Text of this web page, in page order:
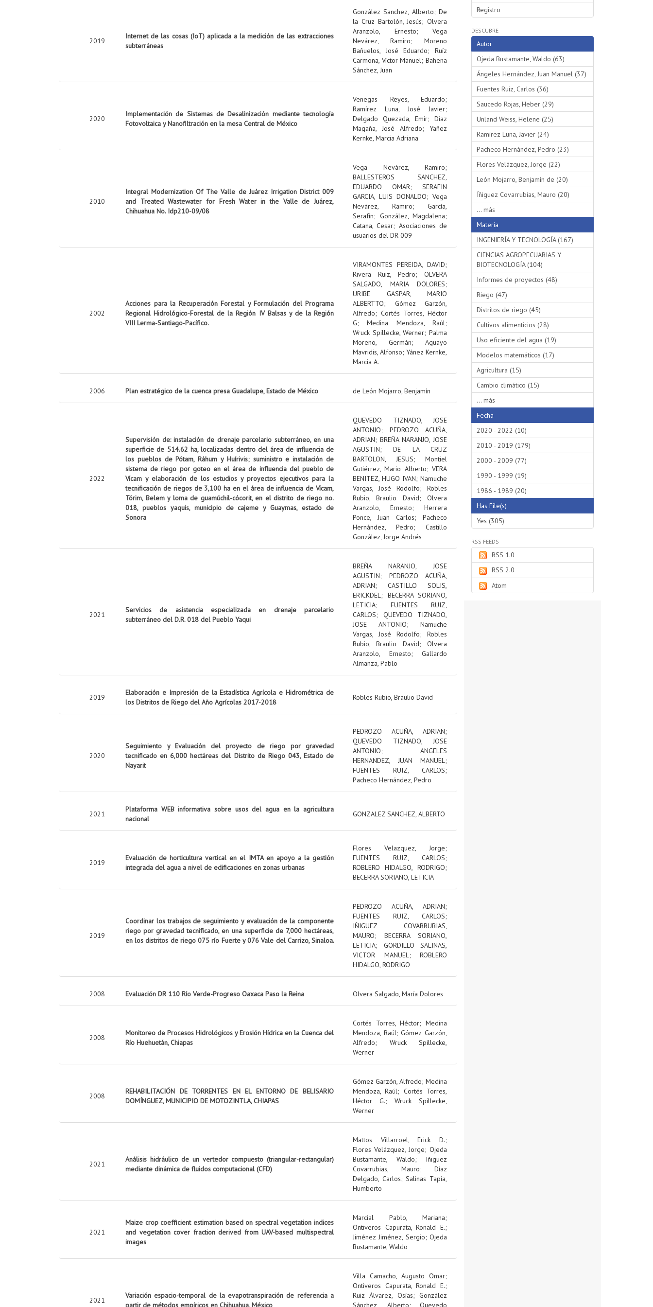
2019
Internet de las cosas (IoT) aplicada a la medición de las extracciones
subterráneas
González Sanchez, Alberto;De
la Cruz Bartolón, Jesús; Olvera
Aranzolo, Ernesto; Vega
Nevárez, Ramiro; Moreno
Bañuelos, José Eduardo;Ruíz
Carmona, Víctor Manuel;Bahena
Sánchez, Juan
2020
Implementación de Sistemas de Desalinización mediante tecnología
Fotovoltaica y Nanofiltración en la mesa Central de México
Venegas Reyes, Eduardo;
Ramírez Luna, José Javier;
Delgado Quezada, Emir; Díaz
Magaña, José Alfredo; Yañez
Kernke, Marcia Adriana
2010
Integral Modernization Of The Valle de Juárez Irrigation District 009
and Treated Wastewater for Fresh Water in the Valle de Juárez,
Chihuahua No. Idp210-09/08
Vega Nevárez, Ramiro;
BALLESTEROS SANCHEZ,
EDUARDO OMAR; SERAFIN
GARCIA, LUIS DONALDO; Vega
Nevárez, Ramiro; García,
Serafín; González, Magdalena;
Catana, Cesar; Asociaciones de
usuarios del DR 009
2002
Acciones para la Recuperación Forestal y Formulación del Programa
Regional Hidrológico-Forestal de la Región IV Balsas y de la Región
VIII Lerma-Santiago-Pacífico.
VIRAMONTES PEREIDA, DAVID;
Rivera Ruiz, Pedro; OLVERA
SALGADO, MARIA DOLORES;
URIBE GASPAR, MARIO
ALBERTTO; Gómez Garzón,
Alfredo; Cortés Torres, Héctor
G;Medina Mendoza, Raúl;
Wruck Spillecke, Werner;Palma
Moreno, Germán; Aguayo
Mavridis, Alfonso; Yánez Kernke,
Marcia A.
2006 Plan estratégico de la cuenca presa Guadalupe, Estado de México de León Mojarro, Benjamín
2022
Supervisión de: instalación de drenaje parcelario subterráneo, en una
superficie de 514.62 ha, localizadas dentro del área de influencia de
los pueblos de Pótam, Ráhum y Huírivis; suministro e instalación de
sistema de riego por goteo en el área de influencia del pueblo de
Vícam y elaboración de los estudios y proyectos ejecutivos para la
tecnificación de riegos de 3,100 ha en el área de influencia de Vícam,
Tórim, Belem y loma de guamúchil-cócorit, en el distrito de riego no.
018, pueblos yaquis, municipio de cajeme y Guaymas, estado de
Sonora
QUEVEDO TIZNADO, JOSE
ANTONIO; PEDROZO ACUÑA,
ADRIAN; BREÑA NARANJO, JOSE
AGUSTIN;DE LA CRUZ
BARTOLON, JESUS; Montiel
Gutiérrez, Mario Alberto;VERA
BENITEZ, HUGO IVAN; Namuche
Vargas, José Rodolfo; Robles
Rubio, Braulio David;Olvera
Aranzolo, Ernesto; Herrera
Ponce, Juan Carlos; Pacheco
Hernández, Pedro; Castillo
González, Jorge Andrés
2021
Servicios de asistencia especializada en drenaje parcelario
subterráneo del D.R. 018 del Pueblo Yaqui
BREÑA NARANJO, JOSE
AGUSTIN; PEDROZO ACUÑA,
ADRIAN; CASTILLO SOLIS,
ERICKDEL; BECERRA SORIANO,
LETICIA; FUENTES RUIZ,
CARLOS; QUEVEDO TIZNADO,
JOSE ANTONIO; Namuche
Vargas, José Rodolfo; Robles
Rubio, Braulio David;Olvera
Aranzolo, Ernesto; Gallardo
Almanza, Pablo
2019
Elaboración e Impresión de la Estadística Agrícola e Hidrométrica de
los Distritos de Riego del Año Agrícolas 2017-2018
Robles Rubio, Braulio David
2020
Seguimiento y Evaluación del proyecto de riego por gravedad
tecnificado en 6,000 hectáreas del Distrito de Riego 043, Estado de
Nayarit
PEDROZO ACUÑA, ADRIAN;
QUEVEDO TIZNADO, JOSE
ANTONIO; ANGELES
HERNANDEZ, JUAN MANUEL;
FUENTES RUIZ, CARLOS;
Pacheco Hernández, Pedro
2021
Plataforma WEB informativa sobre usos del agua en la agricultura
nacional
GONZALEZ SANCHEZ, ALBERTO
2019
Evaluación de horticultura vertical en el IMTA en apoyo a la gestión
integrada del agua a nivel de edificaciones en zonas urbanas
Flores Velazquez, Jorge;
FUENTES RUIZ, CARLOS;
ROBLERO HIDALGO, RODRIGO;
BECERRA SORIANO, LETICIA
2019
Coordinar los trabajos de seguimiento y evaluación de la componente
riego por gravedad tecnificado, en una superficie de 7,000 hectáreas,
en los distritos de riego 075 río Fuerte y 076 Vale del Carrizo, Sinaloa.
PEDROZO ACUÑA, ADRIAN;
FUENTES RUIZ, CARLOS;
IÑIGUEZ COVARRUBIAS,
MAURO; BECERRA SORIANO,
LETICIA; GORDILLO SALINAS,
VICTOR MANUEL; ROBLERO
HIDALGO, RODRIGO
2008 Evaluación DR 110 Río Verde-Progreso Oaxaca Paso la Reina Olvera Salgado, María Dolores
2008
Monitoreo de Procesos Hidrológicos y Erosión Hídrica en la Cuenca del
Río Huehuetán, Chiapas
Cortés Torres, Héctor;Medina
Mendoza, Raúl;Gómez Garzón,
Alfredo; Wruck Spillecke,
Werner
2008
REHABILITACIÓN DE TORRENTES EN EL ENTORNO DE BELISARIO
DOMÍNGUEZ, MUNICIPIO DE MOTOZINTLA, CHIAPAS
Gómez Garzón, Alfredo; Medina
Mendoza, Raúl; Cortés Torres,
Héctor G.; Wruck Spillecke,
Werner
2021
Análisis hidráulico de un vertedor compuesto (triangular-rectangular)
mediante dinámica de fluidos computacional (CFD)
Mattos Villarroel, Erick D.;
Flores Velázquez, Jorge; Ojeda
Bustamante, Waldo; Iñiguez
Covarrubias, Mauro; Díaz
Delgado, Carlos;Salinas Tapia,
Humberto
2021
Maize crop coefficient estimation based on spectral vegetation indices
and vegetation cover fraction derived from UAV-based multispectral
images
Marcial Pablo, Mariana;
Ontiveros Capurata, Ronald E.;
Jiménez Jiménez, Sergio;Ojeda
Bustamante, Waldo
2021
Variación espacio-temporal de la evapotranspiración de referencia a
partir de métodos empíricos en Chihuahua, México
Villa Camacho, Augusto Omar;
Ontiveros Capurata, Ronald E.;
Ruiz Álvarez, Osías;González
Sánchez, Alberto; Quevedo
Registro
DESCUBRE
Autor
Ojeda Bustamante, Waldo (63)
Ángeles Hernández, Juan Manuel (37)
Fuentes Ruiz, Carlos (36)
Saucedo Rojas, Heber (29)
Unland Weiss, Helene (25)
Ramírez Luna, Javier (24)
Pacheco Hernández, Pedro (23)
Flores Velázquez, Jorge (22)
León Mojarro, Benjamín de (20)
Íñiguez Covarrubias, Mauro (20)
... más
Materia
INGENIERÍA Y TECNOLOGÍA (167)
CIENCIAS AGROPECUARIAS Y
BIOTECNOLOGÍA (104)
Informes de proyectos (48)
Riego (47)
Distritos de riego (45)
Cultivos alimenticios (28)
Uso eficiente del agua (19)
Modelos matemáticos (17)
Agricultura (15)
Cambio climático (15)
... más
Fecha
2020 - 2022 (10)
2010 - 2019 (179)
2000 - 2009 (77)
1990 - 1999 (19)
1986 - 1989 (20)
Has File(s)
Yes (305)
RSS FEEDS
RSS 1.0
RSS 2.0
Atom